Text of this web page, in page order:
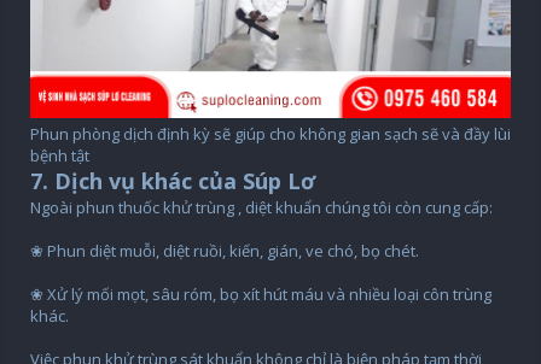
Phun phòng dịch định kỳ sẽ giúp cho không gian sạch sẽ và đầy lùi
bệnh tật
7. Dịch vụ khác của Súp Lơ
Ngoài phun thuốc khử trùng , diệt khuẩn chúng tôi còn cung cấp:
❀ Phun diệt muỗi, diệt ruồi, kiến, gián, ve chó, bọ chét.
❀ Xử lý mối mọt, sâu róm, bọ xít hút máu và nhiều loại côn trùng
khác.
Việc phun khử trùng sát khuẩn không chỉ là biện pháp tạm thời